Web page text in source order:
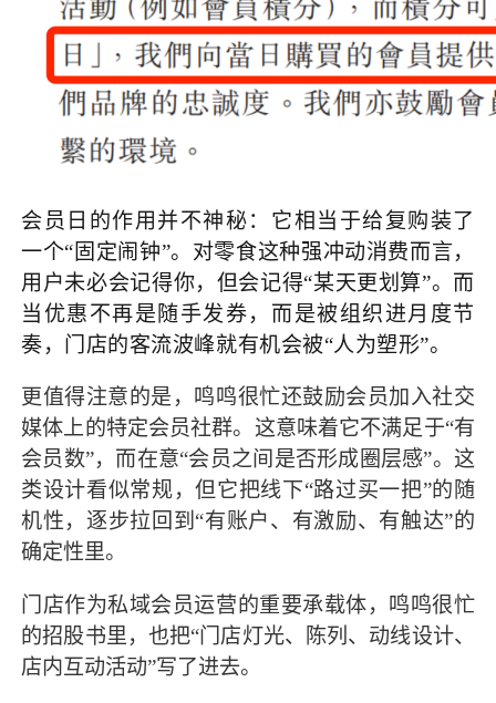
会员日的作用并不神秘：它相当于给复购装了
一个“固定闹钟”。对零食这种强冲动消费而言，
用户未必会记得你，但会记得“某天更划算”。而
当优惠不再是随手发券，而是被组织进月度节
奏，门店的客流波峰就有机会被“人为塑形”。
更值得注意的是，鸣鸣很忙还鼓励会员加入社交
媒体上的特定会员社群。这意味着它不满足于“有
会员数”，而在意“会员之间是否形成圈层感”。这
类设计看似常规，但它把线下“路过买一把”的随
机性，逐步拉回到“有账户、有激励、有触达”的
确定性里。
门店作为私域会员运营的重要承载体，鸣鸣很忙
的招股书里，也把“门店灯光、陈列、动线设计、
店内互动活动”写了进去。